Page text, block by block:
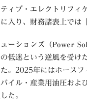
ティブ・エレクトリフ
入り、財務諸表上では
ーションズ（Power
低迷という逆風を受け
。2025年にはホース
イル・産業用油圧およ
た。